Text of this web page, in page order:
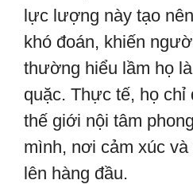
lực lượng này tạo
khó đoán, khiến
thường hiểu lầm họ
quặc. Thực tế, họ chỉ
thế giới nội tâm
mình, nơi cảm xúc
lên hàng đầu.